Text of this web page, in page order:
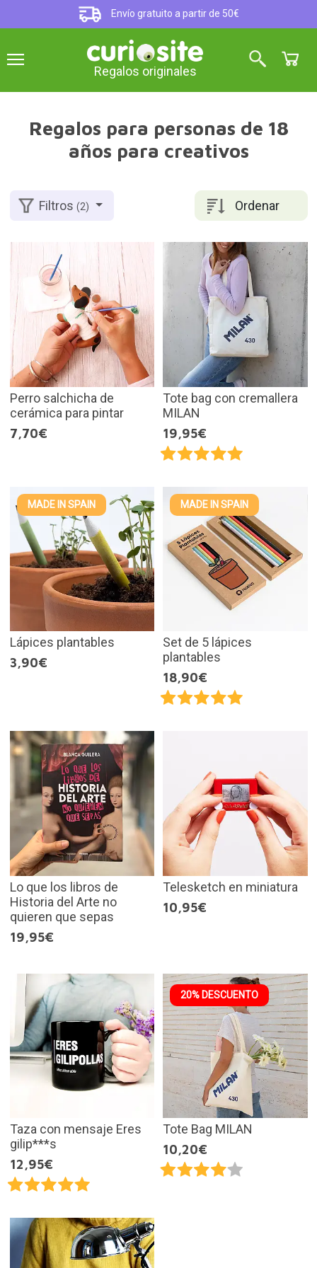
Envío gratuito a partir de 50€
Regalos originales
Regalos para personas de 18
años para creativos
Ordenar
Filtros(2)
Perro salchicha de
cerámica para pintar
7,70€
Tote bag con cremallera
MILAN
19,95€
MADE IN SPAIN
Lápices plantables
3,90€
MADE IN SPAIN
Set de 5 lápices
plantables
18,90€
Lo que los libros de
Historia del Arte no
quieren que sepas
19,95€
Telesketch en miniatura
10,95€
Taza con mensaje Eres
gilip***s
12,95€
20% DESCUENTO
Tote Bag MILAN
10,20€